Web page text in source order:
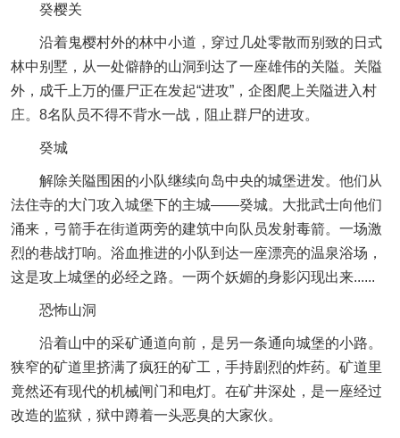
癸樱关
沿着鬼樱村外的林中小道，穿过几处零散而别致的日式
林中别墅，从一处僻静的山洞到达了一座雄伟的关隘。关隘
外，成千上万的僵尸正在发起“进攻”，企图爬上关隘进入村
庄。8名队员不得不背水一战，阻止群尸的进攻。
癸城
解除关隘围困的小队继续向岛中央的城堡进发。他们从
法住寺的大门攻入城堡下的主城——癸城。大批武士向他们
涌来，弓箭手在街道两旁的建筑中向队员发射毒箭。一场激
烈的巷战打响。浴血推进的小队到达一座漂亮的温泉浴场，
这是攻上城堡的必经之路。一两个妖媚的身影闪现出来......
恐怖山洞
沿着山中的采矿通道向前，是另一条通向城堡的小路。
狭窄的矿道里挤满了疯狂的矿工，手持剧烈的炸药。矿道里
竟然还有现代的机械闸门和电灯。在矿井深处，是一座经过
改造的监狱，狱中蹲着一头恶臭的大家伙。